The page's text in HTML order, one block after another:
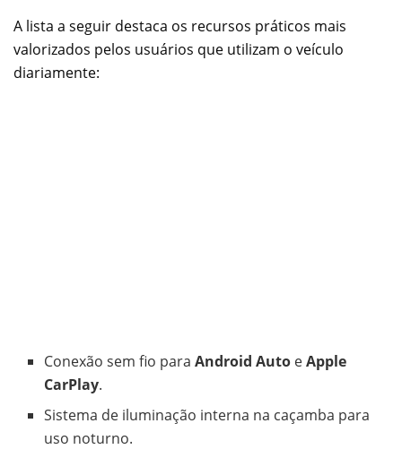
A lista a seguir destaca os recursos práticos mais
valorizados pelos usuários que utilizam o veículo
diariamente:
Conexão sem fio paraAndroid Auto eApple
CarPlay.
Sistema de iluminação interna na caçamba para
uso noturno.